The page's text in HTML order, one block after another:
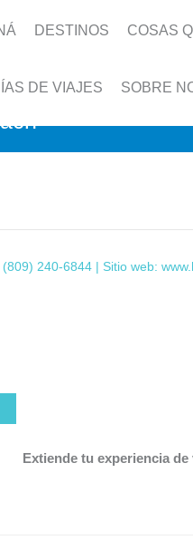
DESTINOS COSAS
DE VIAJES SOBRE
240-6844 | Sitio web:
Extiende tu experiencia de